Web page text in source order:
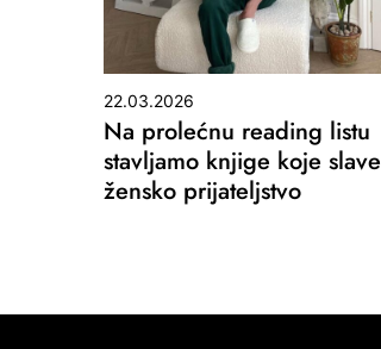
22.03.2026
Na prolećnu reading listu
stavljamo knjige koje slave
žensko prijateljstvo